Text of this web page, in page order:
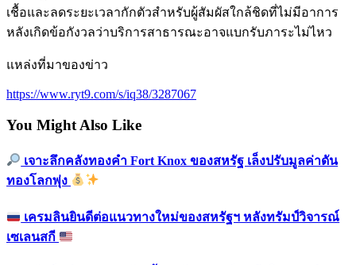
เชื้อและลดระยะเวลากักตัวสำหรับผู้สัมผัสใกล้ชิดที่ไม่มีอาการ
หลังเกิดข้อกังวลว่าบริการสาธารณะอาจแบกรับภาระไม่ไหว
แหล่งที่มาของข่าว
https://www.ryt9.com/s/iq38/3287067
You Might Also Like
เจาะลึกคลังทองคำ Fort Knox ของสหรัฐ เล็งปรับมูลค่าดัน
ทองโลกพุ่ง
เครมลินยินดีต่อแนวทางใหม่ของสหรัฐฯ หลังทรัมป์วิจารณ์
เซเลนสกี